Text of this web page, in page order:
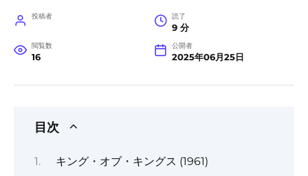
投稿者 読了
9 分
閲覧数
16
公開者
2025年06月25日
目次
キング・オブ・キングス (1961)